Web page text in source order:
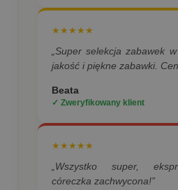
★★★★★
„Super selekcja zabawek
jakość i piękne zabawki.
Beata
✓ Zweryfikowany klient
★★★★★
„Wszystko super,
córeczka zachwycona!”